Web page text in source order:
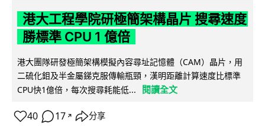
港大工程學院研極簡架構晶片 搜尋速度
勝標準 CPU 1 億倍
港大團隊研發極簡架構模擬內容尋址記憶體（CAM）晶片，用
二硫化鉬及半金屬銻克服傳輸瓶頸，漢明距離計算速度比標準
CPU快1億倍，每次搜尋耗能低...
閱讀全文
40 17 ↗ 分享